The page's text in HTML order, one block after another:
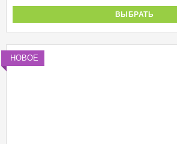
ВЫБРАТЬ
НОВОЕ